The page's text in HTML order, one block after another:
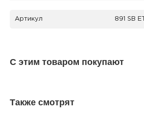
Артикул 891 SВ ET
С этим товаром покупают
Также смотрят